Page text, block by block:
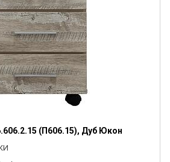
(П606.15), Дуб Юкон